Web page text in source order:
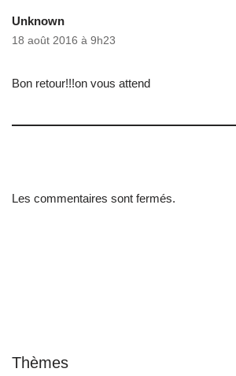
Unknown
18 août 2016 à 9h23
Bon retour!!!on vous attend
Les commentaires sont fermés.
Thèmes